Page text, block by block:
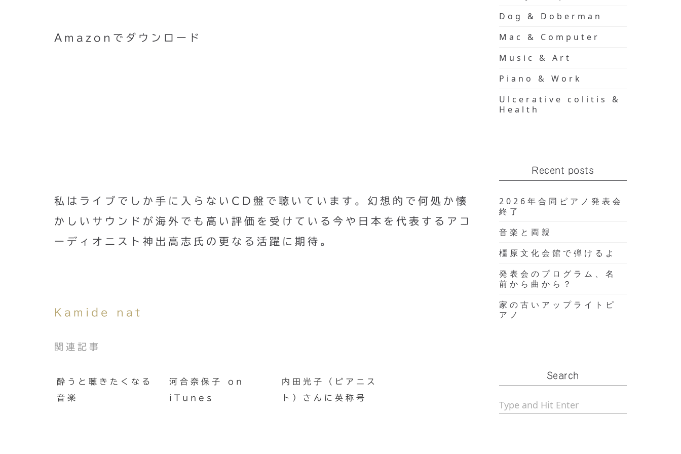
Amazonでダウンロード
私はライブでしか手に入らないCD盤で聴いています。幻想的で何処か懐
かしいサウンドが海外でも高い評価を受けている今や日本を代表するアコ
ーディオニスト神出高志氏の更なる活躍に期待。
Kamide nat
関連記事
酔うと聴きたくなる
音楽
河合奈保子 on
iTunes
内田光子（ピアニス
ト）さんに英称号
Dog & Doberman
Mac & Computer
Music & Art
Piano & Work
Ulcerative colitis &
Health
Recent posts
2026年合同ピアノ発表会
終了
音楽と両親
橿原文化会館で弾けるよ
発表会のプログラム、名
前から曲から？
家の古いアップライトピ
アノ
Search